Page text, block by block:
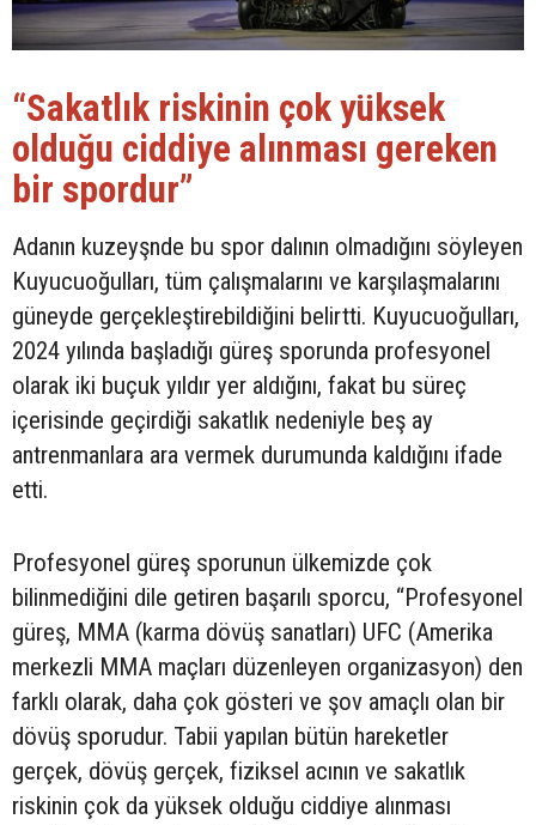
“Sakatlık riskinin çok yüksek
olduğu ciddiye alınması gereken
bir spordur”
Adanın kuzeyşnde bu spor dalının olmadığını söyleyen
Kuyucuoğulları, tüm çalışmalarını ve karşılaşmalarını
güneyde gerçekleştirebildiğini belirtti. Kuyucuoğulları,
2024 yılında başladığı güreş sporunda profesyonel
olarak iki buçuk yıldır yer aldığını, fakat bu süreç
içerisinde geçirdiği sakatlık nedeniyle beş ay
antrenmanlara ara vermek durumunda kaldığını ifade
etti.
Profesyonel güreş sporunun ülkemizde çok
bilinmediğini dile getiren başarılı sporcu, “Profesyonel
güreş, MMA (karma dövüş sanatları) UFC (Amerika
merkezli MMA maçları düzenleyen organizasyon) den
farklı olarak, daha çok gösteri ve şov amaçlı olan bir
dövüş sporudur. Tabii yapılan bütün hareketler
gerçek, dövüş gerçek, fiziksel acının ve sakatlık
riskinin çok da yüksek olduğu ciddiye alınması